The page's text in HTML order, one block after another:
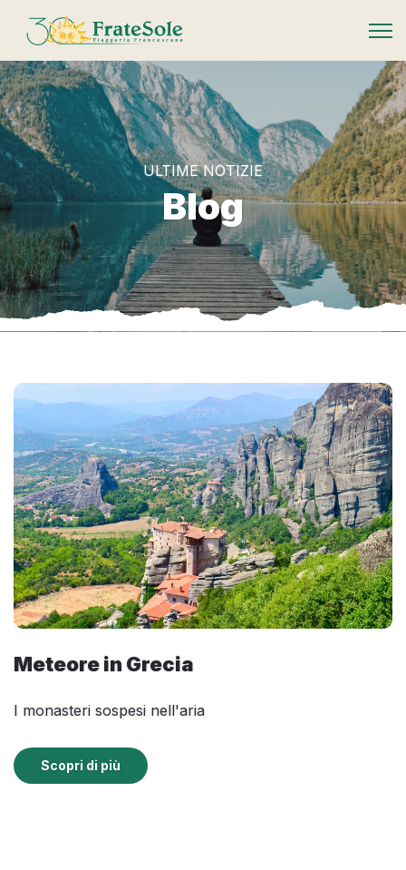
FrateSole Viaggeria Francescana
ULTIME NOTIZIE
Blog
Meteore in Grecia
I monasteri sospesi nell'aria
Scopri di più